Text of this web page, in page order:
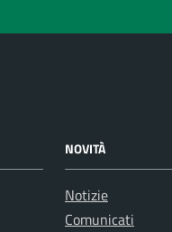
NOVITÀ
Notizie
Comunicati